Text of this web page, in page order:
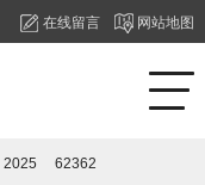
在线留言 网站地图
2025 62362